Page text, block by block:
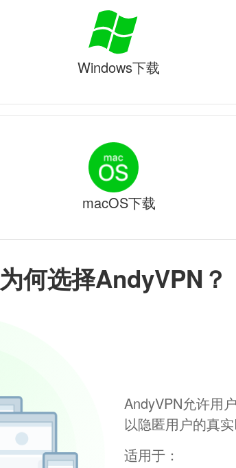
为何选择AndyVPN？
AndyVPN允许用
以隐匿用户的真
适用于：
Windows下载
macOS下载